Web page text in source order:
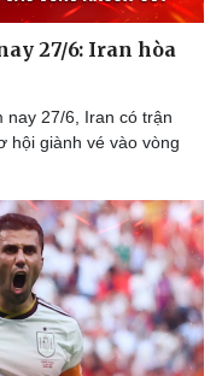
27/6: Iran hòa
nay 27/6, Iran có trận
hội giành vé vào vòng